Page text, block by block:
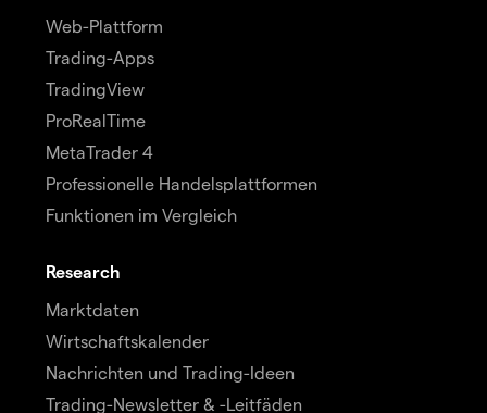
Web-Plattform
Trading-Apps
TradingView
ProRealTime
MetaTrader 4
Professionelle Handelsplattformen
Funktionen im Vergleich
Research
Marktdaten
Wirtschaftskalender
Nachrichten und Trading-Ideen
Trading-Newsletter & -Leitfäden